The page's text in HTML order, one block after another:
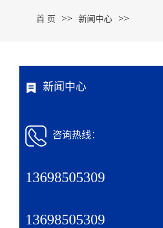
首 页 >> 新闻中心 >>
新闻中心
咨询热线：
13698505309
13698505309